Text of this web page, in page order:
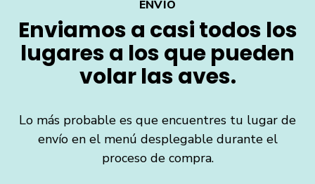
ENVÍO
Enviamos a casi todos los
lugares a los que pueden
volar las aves.
Lo más probable es que encuentres tu lugar de
envío en el menú desplegable durante el
proceso de compra.